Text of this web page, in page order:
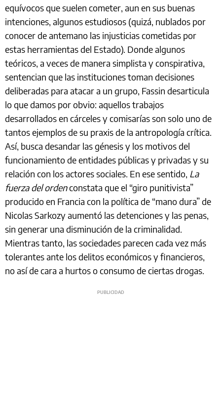
equívocos que suelen cometer, aun en sus buenas
intenciones, algunos estudiosos (quizá, nublados por
conocer de antemano las injusticias cometidas por
estas herramientas del Estado). Donde algunos
teóricos, a veces de manera simplista y conspirativa,
sentencian que las instituciones toman decisiones
deliberadas para atacar a un grupo, Fassin desarticula
lo que damos por obvio: aquellos trabajos
desarrollados en cárceles y comisarías son solo uno de
tantos ejemplos de su praxis de la antropología crítica.
Así, busca desandar las génesis y los motivos del
funcionamiento de entidades públicas y privadas y su
relación con los actores sociales. En ese sentido, La
fuerza del ordenconstata que el “giro punitivista”
producido en Francia con la política de “mano dura” de
Nicolas Sarkozy aumentó las detenciones y las penas,
sin generar una disminución de la criminalidad.
Mientras tanto, las sociedades parecen cada vez más
tolerantes ante los delitos económicos y financieros,
no así de cara a hurtos o consumo de ciertas drogas.